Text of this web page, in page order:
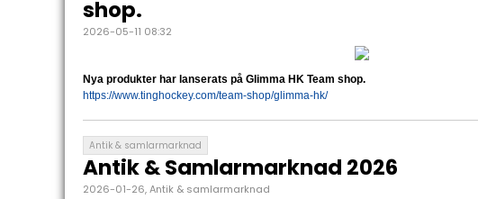
shop.
2026-05-11 08:32
Nya produkter har lanserats på Glimma HK Team shop.
https://www.tinghockey.com/team-shop/glimma-hk/
Antik & samlarmarknad
Antik & Samlarmarknad 2026
2026-01-26, Antik & samlarmarknad